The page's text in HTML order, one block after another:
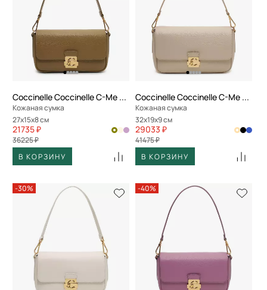
Coccinelle Coccinelle C-Me Lock
Кожаная сумка
27x15x8 см
21735 ₽
36225 ₽
В КОРЗИНУ
Coccinelle Coccinelle C-Me Lock
Кожаная сумка
32x19x9 см
29033 ₽
41475 ₽
В КОРЗИНУ
-30% -40%